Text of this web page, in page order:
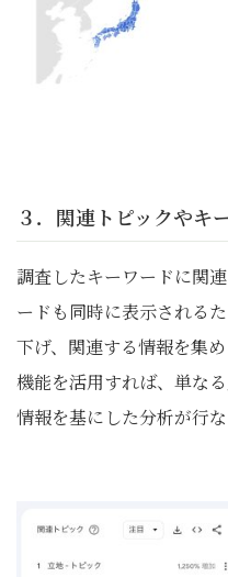
３．関連トピックやキ
調査したキーワードに関
ードも同時に表示される
下げ、関連する情報を集
機能を活用すれば、単な
情報を基にした分析が行な